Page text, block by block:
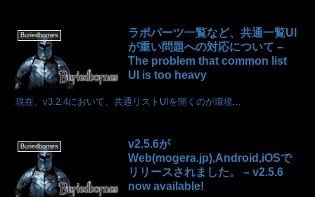
Buriedbornes
ラボパーツ一覧など、共通一覧UI
が重い問題への対応について –
The problem that common list
UI is too heavy
現在、v3.2.4において、共通リストUIを開くのが環境...
Buriedbornes
v2.5.6が
Web(mogera.jp),Android,iOSで
リリースされました。 – v2.5.6
now available!